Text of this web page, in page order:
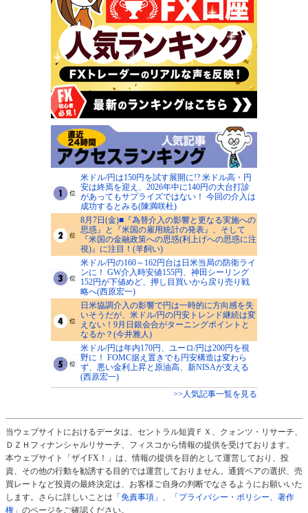
米ドル/円は150円を試す展開に!? 米ドル高・円
安は終焉を迎え、2026年中に140円の大台打診
があってもサプライズではない！ 今回の介入は
成功するとみる(陳満咲杜)
8月7日(金)■『為替介入の影響と更なる実施への
思惑』と『米国の雇用統計の発表』、そして
『米国の金融政策への思惑(利上げへの思惑に注
視)』に注目！(羊飼い)
米ドル/円の160～162円台は日米当局の防衛ライ
ンに！ GW介入時安値155円、神田シーリング
152円が下値めど、押し目買いから戻り売り戦
略へ(西原宏一)
日米協調介入の影響で円は一時的に方向感を失
いそうだが、米ドル/円の円安トレンド継続は変
えない！9月日銀会合がターニングポイントと
なるか？(今井雅人)
米ドル/円は年内170円、ユーロ/円は200円を視
野に！ FOMC据え置きでも円安構造は変わら
ず、悪い金利上昇と原油高、新NISAが支える
(西原宏一)
>>人気記事一覧を見る
当ウェブサイトにおけるデータは、セントラル短資ＦＸ、クォンツ・リサーチ、
ＤＺＨフィナンシャルリサーチ、フィスコから情報の提供を受けております。
本ウェブサイト「ザイFX！」は、情報の提供を目的として運営しており、投
資、その他の行動を勧誘する目的では運営しておりません。通貨ペアの選択、売
買レートなど投資の最終決定は、お客様ご自身の判断でなさるようにお願いいた
します。さらに詳しいことは 「免責事項」 、
「プライバシー・ポリシー、著作
権」 のページをご確認ください。